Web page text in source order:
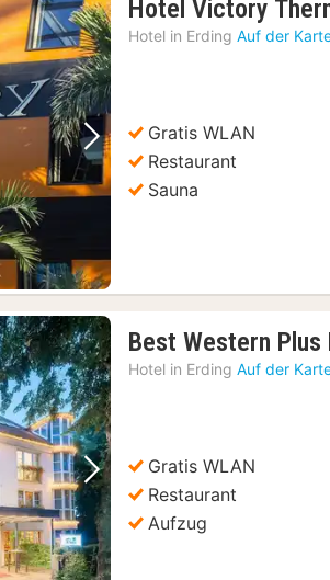
Nächstes Bild
Hotel Victory
Hotel in Erding Auf der
Gratis WLAN
Restaurant
Sauna
Nächstes Bild
Best Western Plus
Hotel in Erding Auf der
Gratis WLAN
Restaurant
Aufzug